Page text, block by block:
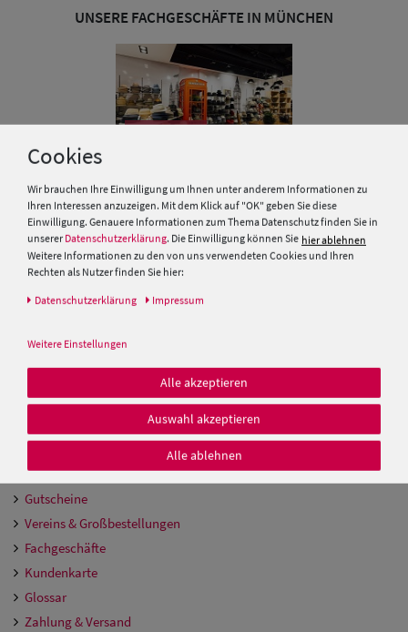
Herren UV-
Schutz Caps
Sonnenschilder
& Visoren
Herren
Snapback Caps
UNSERE FACHGESCHÄFTE IN MÜNCHEN
SICHER BEZAHLT, SCHNELL GELIEFERT
Hutmacher Kurs
Gutscheine
Vereins & Großbestellungen
Fachgeschäfte
Kundenkarte
Glossar
Zahlung & Versand
Cookies
Wir brauchen Ihre Einwilligung um Ihnen unter anderem Informationen zu
Ihren Interessen anzuzeigen. Mit dem Klick auf "OK" geben Sie diese
Einwilligung. Genauere Informationen zum Thema Datenschutz finden Sie in
unserer Datenschutzerklärung. Die Einwilligung können Sie hier ablehnen
Weitere Informationen zu den von uns verwendeten Cookies und Ihren
Rechten als Nutzer finden Sie hier:
Daten­schutz­erklärung Impressum
Weitere Einstellungen
Alle akzeptieren
Auswahl akzeptieren
Alle ablehnen